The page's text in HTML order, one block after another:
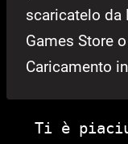
scaricatelo da
Games Store
Caricamento
Ti è